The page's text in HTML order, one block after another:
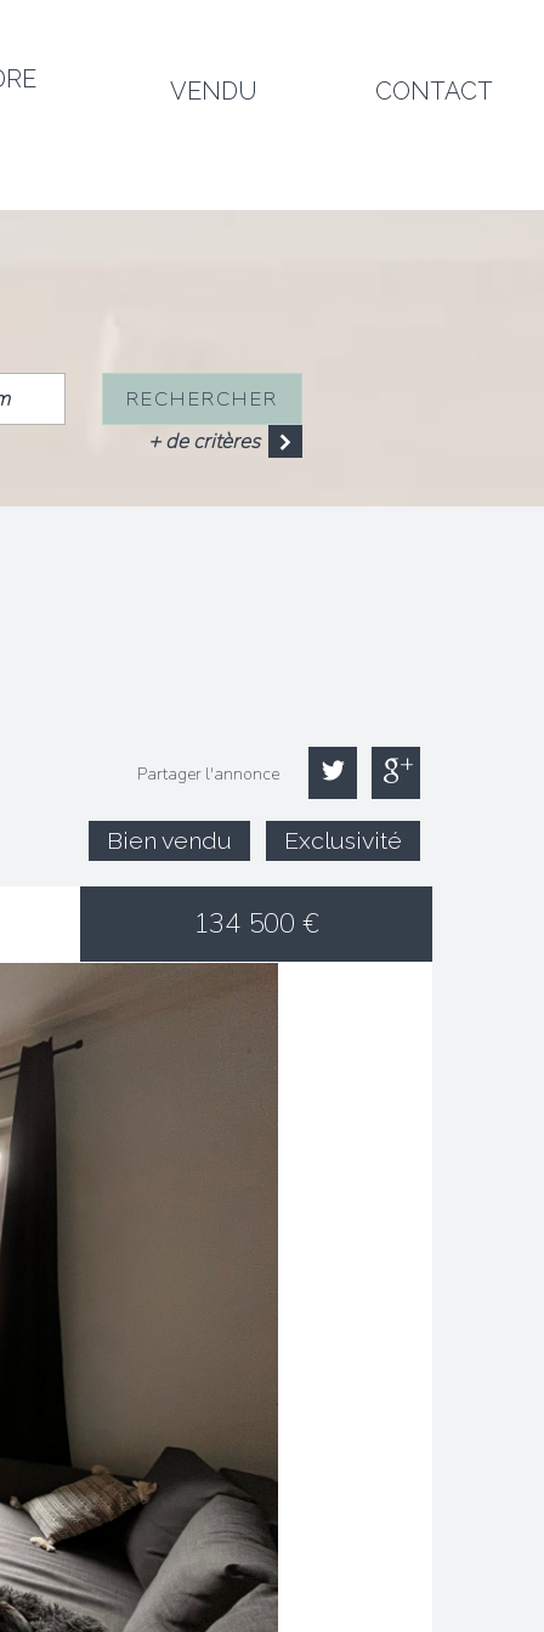
VENDU CONTACT
RECHERCHER
+ de critères
Partager l'annonce
Bien vendu Exclusivité
134 500 €